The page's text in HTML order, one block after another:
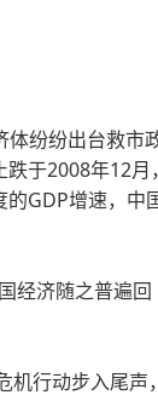
纷纷出台救市
于2008年12月，
GDP增速，中
经济随之普遍回
行动步入尾声，